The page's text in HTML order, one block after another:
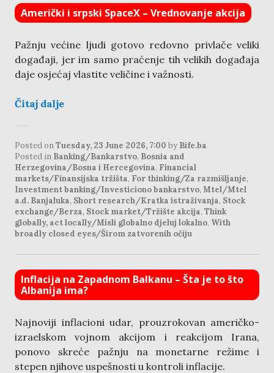
Američki i srpski SpaceX – Vrednovanje akcija
Pažnju većine ljudi gotovo redovno privlače veliki
događaji, jer im samo praćenje tih velikih događaja
daje osjećaj vlastite veličine i važnosti.
Čitaj dalje
Posted onTuesday, 23 June 2026, 7:00 by Bife.ba
Posted in Banking/Bankarstvo, Bosnia and
Herzegovina/Bosna i Hercegovina, Financial
markets/Finansijska tržišta, For thinking/Za razmišljanje,
Investment banking/Investiciono bankarstvo, Mtel/Mtel
a.d. Banjaluka, Short research/Kratka istraživanja, Stock
exchange/Berza, Stock market/Tržište akcija, Think
globally, act locally/Misli globalno djeluj lokalno, With
broadly closed eyes/Širom zatvorenih očiju
Inflacija na Zapadnom Balkanu – Šta je to što
Albanija ima?
Najnoviji inflacioni udar, prouzrokovan američko-
izraelskom vojnom akcijom i reakcijom Irana,
ponovo skreće pažnju na monetarne režime i
stepen njihove uspešnosti u kontroli inflacije.